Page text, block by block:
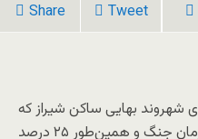
Share Tweet
شهروند بهایی ساکن شیراز که
سابقه بیش از ۲ سال اسارت در زمان جنگ و همین‌طور ۲۵ درصد